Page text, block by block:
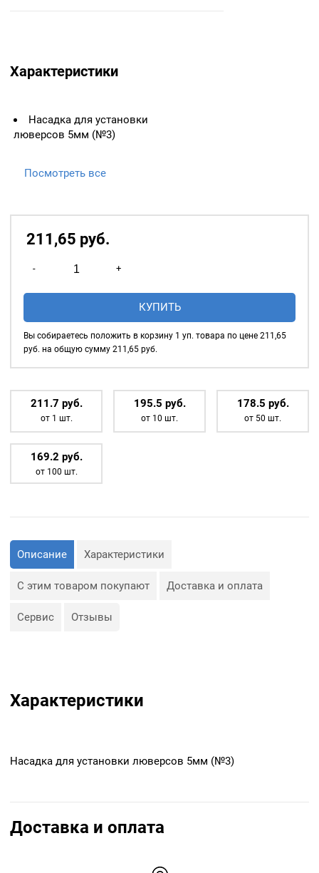
Характеристики
Насадка для установки
люверсов 5мм (№3)
Посмотреть все
211,65 руб.
-
товара
Насадка
люверсов
+
КУПИТЬ
Вы собираетесь положить в корзину 1 уп. товара по цене 211,65
руб. на общую сумму 211,65руб.
211.7 руб.
от 1 шт.
195.5 руб.
от 10 шт.
178.5 руб.
от 50 шт.
169.2 руб.
от 100 шт.
Описание Характеристики
С этим товаром покупают Доставка и оплата
Сервис Отзывы
Характеристики
Насадка для установки люверсов 5мм (№3)
Доставка и оплата